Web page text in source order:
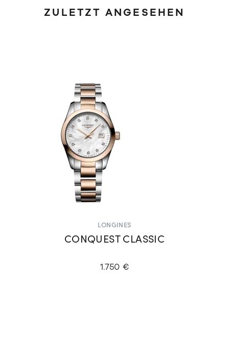
ZULETZT ANGESEHEN
LONGINES
CONQUEST CLASSIC
1.750 €